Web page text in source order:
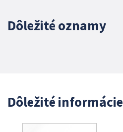
Dôležité oznamy
Dôležité informácie